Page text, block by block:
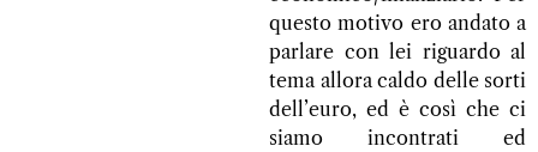
questo motivo ero andato a
parlare con lei riguardo al
tema allora caldo delle sorti
dell’euro, ed è così che ci
siamo incontrati ed